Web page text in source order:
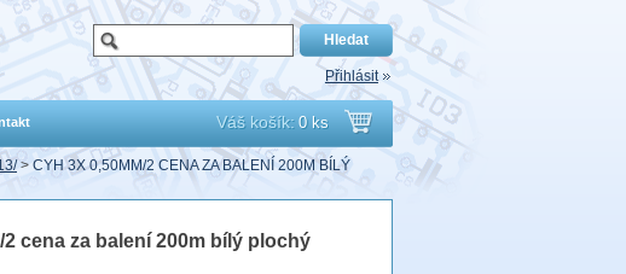
Váš košík: 0 ks
Přejít
do
Přihlásit
> CYH 3X 0,50MM/2 CENA ZA BALENÍ 200M BÍLÝ
2 cena za balení 200m bílý plochý